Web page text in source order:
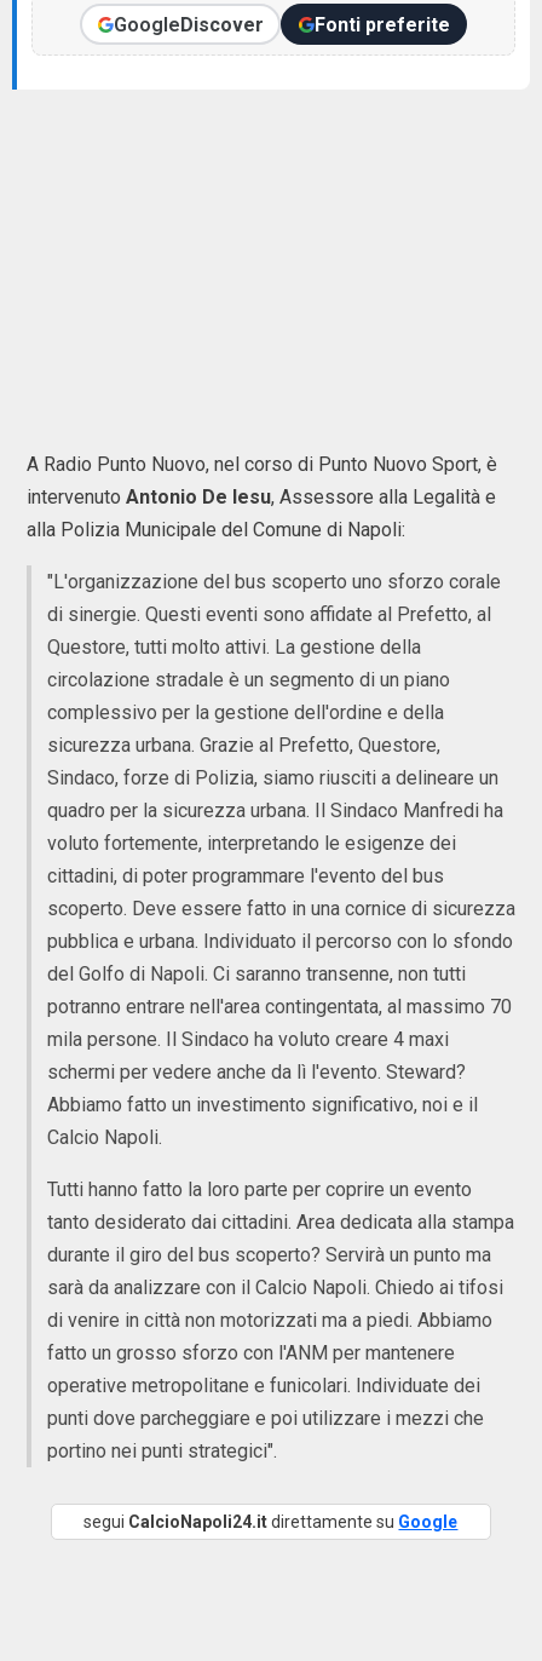
GoogleDiscover Fonti preferite
A Radio Punto Nuovo, nel corso di Punto Nuovo Sport, è
intervenuto Antonio De Iesu, Assessore alla Legalità e
alla Polizia Municipale del Comune di Napoli:
"L'organizzazione del bus scoperto uno sforzo corale
di sinergie. Questi eventi sono affidate al Prefetto, al
Questore, tutti molto attivi. La gestione della
circolazione stradale è un segmento di un piano
complessivo per la gestione dell'ordine e della
sicurezza urbana. Grazie al Prefetto, Questore,
Sindaco, forze di Polizia, siamo riusciti a delineare un
quadro per la sicurezza urbana. Il Sindaco Manfredi ha
voluto fortemente, interpretando le esigenze dei
cittadini, di poter programmare l'evento del bus
scoperto. Deve essere fatto in una cornice di sicurezza
pubblica e urbana. Individuato il percorso con lo sfondo
del Golfo di Napoli. Ci saranno transenne, non tutti
potranno entrare nell'area contingentata, al massimo 70
mila persone. Il Sindaco ha voluto creare 4 maxi
schermi per vedere anche da lì l'evento. Steward?
Abbiamo fatto un investimento significativo, noi e il
Calcio Napoli.
Tutti hanno fatto la loro parte per coprire un evento
tanto desiderato dai cittadini. Area dedicata alla stampa
durante il giro del bus scoperto? Servirà un punto ma
sarà da analizzare con il Calcio Napoli. Chiedo ai tifosi
di venire in città non motorizzati ma a piedi. Abbiamo
fatto un grosso sforzo con l'ANM per mantenere
operative metropolitane e funicolari. Individuate dei
punti dove parcheggiare e poi utilizzare i mezzi che
portino nei punti strategici".
segui CalcioNapoli24.itdirettamente su Google